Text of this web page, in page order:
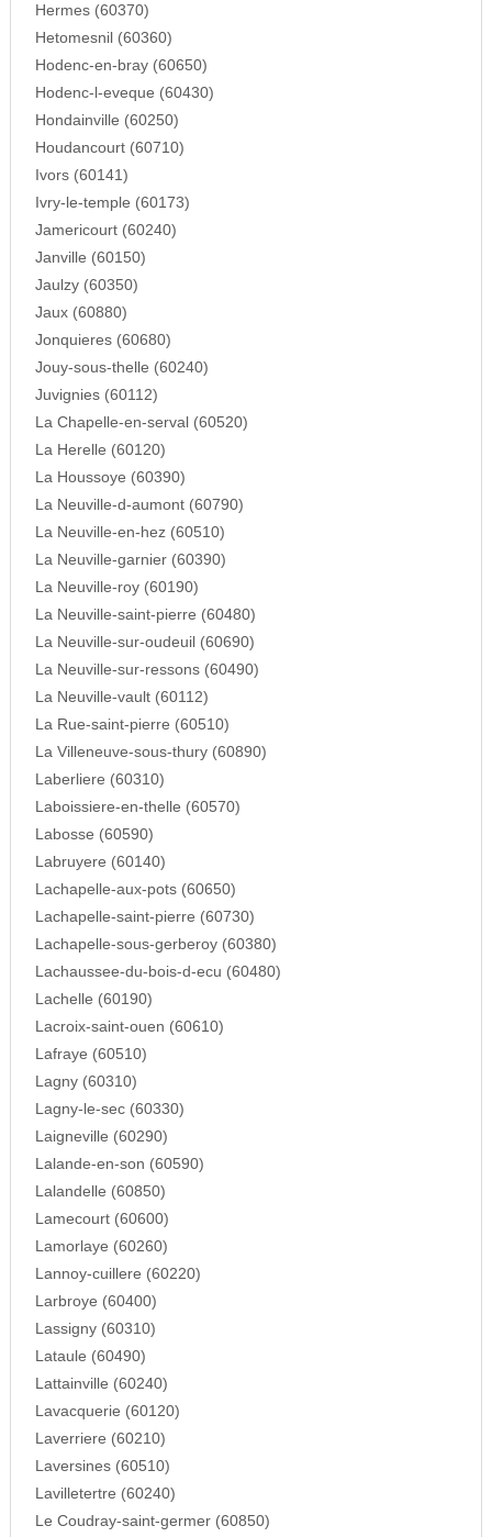
Hermes (60370)
Hetomesnil (60360)
Hodenc-en-bray (60650)
Hodenc-l-eveque (60430)
Hondainville (60250)
Houdancourt (60710)
Ivors (60141)
Ivry-le-temple (60173)
Jamericourt (60240)
Janville (60150)
Jaulzy (60350)
Jaux (60880)
Jonquieres (60680)
Jouy-sous-thelle (60240)
Juvignies (60112)
La Chapelle-en-serval (60520)
La Herelle (60120)
La Houssoye (60390)
La Neuville-d-aumont (60790)
La Neuville-en-hez (60510)
La Neuville-garnier (60390)
La Neuville-roy (60190)
La Neuville-saint-pierre (60480)
La Neuville-sur-oudeuil (60690)
La Neuville-sur-ressons (60490)
La Neuville-vault (60112)
La Rue-saint-pierre (60510)
La Villeneuve-sous-thury (60890)
Laberliere (60310)
Laboissiere-en-thelle (60570)
Labosse (60590)
Labruyere (60140)
Lachapelle-aux-pots (60650)
Lachapelle-saint-pierre (60730)
Lachapelle-sous-gerberoy (60380)
Lachaussee-du-bois-d-ecu (60480)
Lachelle (60190)
Lacroix-saint-ouen (60610)
Lafraye (60510)
Lagny (60310)
Lagny-le-sec (60330)
Laigneville (60290)
Lalande-en-son (60590)
Lalandelle (60850)
Lamecourt (60600)
Lamorlaye (60260)
Lannoy-cuillere (60220)
Larbroye (60400)
Lassigny (60310)
Lataule (60490)
Lattainville (60240)
Lavacquerie (60120)
Laverriere (60210)
Laversines (60510)
Lavilletertre (60240)
Le Coudray-saint-germer (60850)